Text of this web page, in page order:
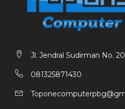
ribuan halaman)
Sensor Tinta : Sensor level
Dimensi : 434,1 × 360 × 134,5
Berat : ± 3,73 kg
Jl. Jendral Sudirman No.
081325871430